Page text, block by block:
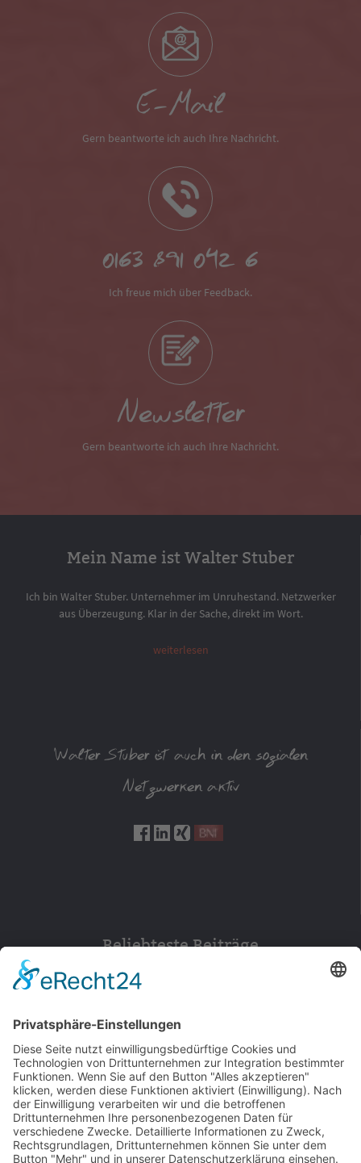
E-Mail
Gern beantworte ich auch Ihre Nachricht.
0163 891 042 6
Ich freue mich über Feedback.
Newsletter
Gern beantworte ich auch Ihre Nachricht.
Mein Name ist Walter Stuber
Ich bin Walter Stuber. Unternehmer im Unruhestand. Netzwerker
aus Überzeugung. Klar in der Sache, direkt im Wort.
weiterlesen
Walter Stuber ist auch in den sozialen
Netzwerken aktiv
Beliebteste Beiträge